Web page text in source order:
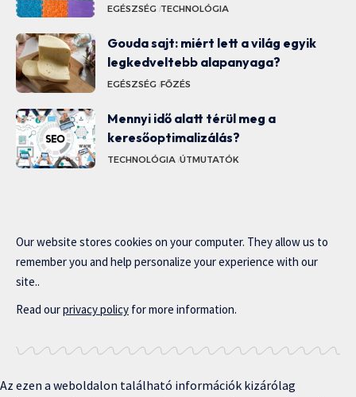
EGÉSZSÉG TECHNOLÓGIA
Gouda sajt: miért lett a világ egyik
legkedveltebb alapanyaga?
EGÉSZSÉG FŐZÉS
Mennyi idő alatt térül meg a
keresőoptimalizálás?
TECHNOLÓGIA ÚTMUTATÓK
Our website stores cookies on your computer. They allow us to
remember you and help personalize your experience with our
site..
Read ourprivacy policy for more information.
Az ezen a weboldalon található információk kizárólag